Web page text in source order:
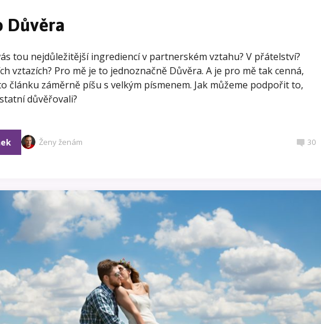
Důvěra
tou nejdůležitější ingrediencí v partnerském vztahu? V přátelství?
vztazích? Pro mě je to jednoznačně Důvěra. A je pro mě tak cenná,
článku záměrně píšu s velkým písmenem. Jak můžeme podpořit to,
důvěřovali?
Ženy ženám 30